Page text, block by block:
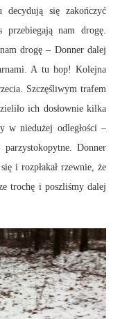
się zakończyć
nam drogę.
drogę – Donner dalej
A tu hop! Kolejna
Szczęśliwym trafem
ich dosłownie kilka
w niedużej odległości –
Donner
i rozpłakał rzewnie, że
trochę i poszliśmy dalej